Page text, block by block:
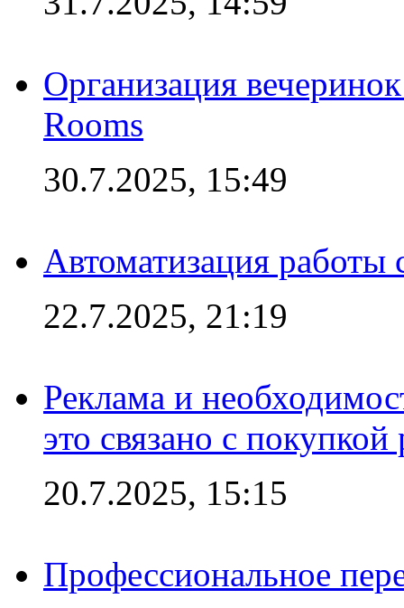
Организация
Rooms
30.7.2025, 15:49
Автоматизация работы
22.7.2025, 21:19
Реклама и
это связано с покупкой
20.7.2025, 15:15
Профессиональное